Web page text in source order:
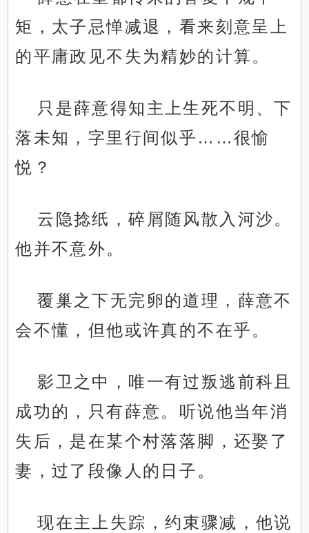
矩，太子忌惮减退，看来刻意呈上
的平庸政见不失为精妙的计算。
只是薛意得知主上生死不明、下
落未知，字里行间似乎……很愉
悦？
云隐捻纸，碎屑随风散入河沙。
他并不意外。
覆巢之下无完卵的道理，薛意不
会不懂，但他或许真的不在乎。
影卫之中，唯一有过叛逃前科且
成功的，只有薛意。听说他当年消
失后，是在某个村落落脚，还娶了
妻，过了段像人的日子。
现在主上失踪，约束骤减，他说